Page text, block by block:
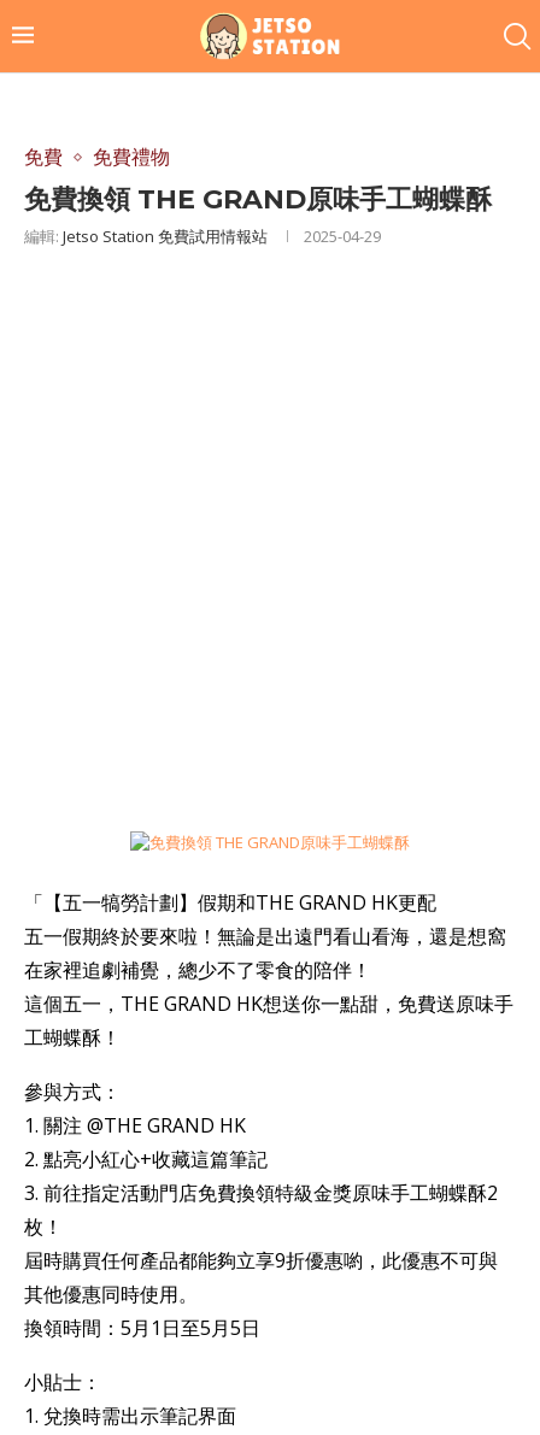
免費 免費禮物
免費換領 THE GRAND原味手工蝴蝶酥
編輯: Jetso Station 免費試用情報站 2025-04-29
「【五一犒勞計劃】假期和THE GRAND HK更配
五一假期終於要來啦！無論是出遠門看山看海，還是想窩
在家裡追劇補覺，總少不了零食的陪伴！
這個五一，THE GRAND HK想送你一點甜，免費送原味手
工蝴蝶酥！
參與方式：
1. 關注 @THE GRAND HK
2. 點亮小紅心+收藏這篇筆記
3. 前往指定活動門店免費換領特級金獎原味手工蝴蝶酥2
枚！
屆時購買任何產品都能夠立享9折優惠喲，此優惠不可與
其他優惠同時使用。
換領時間：5月1日至5月5日
小貼士：
1. 兌換時需出示筆記界面